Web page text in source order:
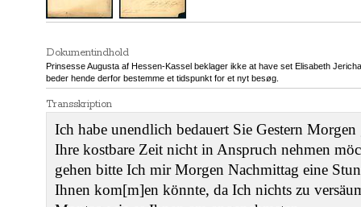
Dokumentindhold
Prinsesse Augusta af Hessen-Kassel beklager ikke at have set Elisabeth
beder hende derfor bestemme et tidspunkt for et nyt besøg.
Transskription
Ich habe unendlich bedauert Sie Gestern
Ihre kostbare Zeit nicht in Anspruch nehmen
gehen bitte Ich mir Morgen Nachmittag eine
Ihnen kom[m]en könnte, da Ich nichts zu